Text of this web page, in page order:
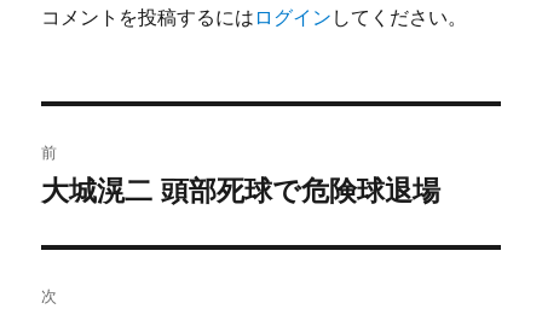
コメントを投稿するには ログイン してください。
稿
ビ
前
前
投
稿:
大城滉二 頭部死球で危険球退場
次